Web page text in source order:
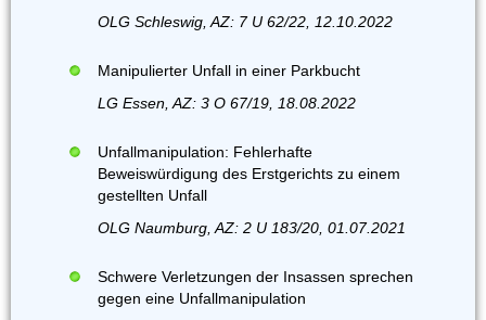
OLG Schleswig, AZ: 7 U 62/22, 12.10.2022
Manipulierter Unfall in einer Parkbucht
LG Essen, AZ: 3 O 67/19, 18.08.2022
Unfallmanipulation: Fehlerhafte
Beweiswürdigung des Erstgerichts zu einem
gestellten Unfall
OLG Naumburg, AZ: 2 U 183/20, 01.07.2021
Schwere Verletzungen der Insassen sprechen
gegen eine Unfallmanipulation